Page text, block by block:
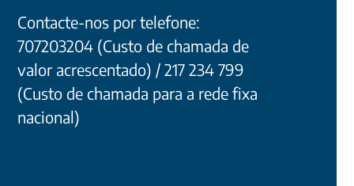
Contacte-nos por telefone:
707203204 (Custo de chamada de
valor acrescentado) / 217 234 799
(Custo de chamada para a rede fixa
nacional)